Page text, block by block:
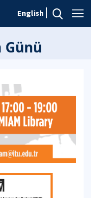
English
Günü